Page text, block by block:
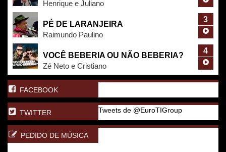
Henrique e Juliano
PÉ DE LARANJEIRA
Raimundo Paulino
3
VOCÊ BEBERIA OU NÃO BEBERIA?
Zé Neto e Cristiano
4
FACEBOOK
TWITTER Tweets de @EuroTIGroup
PEDIDO DE MÚSICA